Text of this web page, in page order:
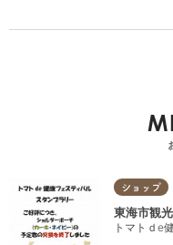
ショップ
東海市観
トマトｄe